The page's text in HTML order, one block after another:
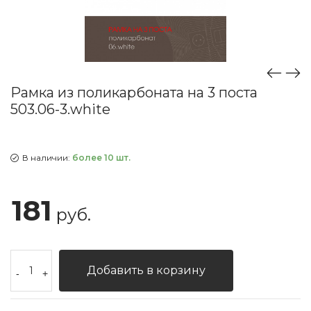
Рамка из поликарбоната на 3 поста
503.06-3.white
В наличии: более 10 шт.
181 руб.
- + Добавить в корзину